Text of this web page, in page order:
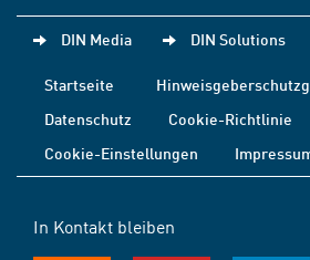
DIN Media DIN Solutions
Startseite
Datenschutz
Cookie-Richtlinie
Cookie-Einstellungen
In Kontakt bleiben